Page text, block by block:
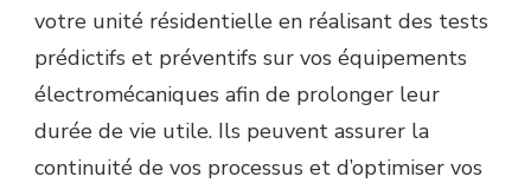
votre unité résidentielle en réalisant des tests
prédictifs et préventifs sur vos équipements
électromécaniques afin de prolonger leur
durée de vie utile. Ils peuvent assurer la
continuité de vos processus et d’optimiser vos